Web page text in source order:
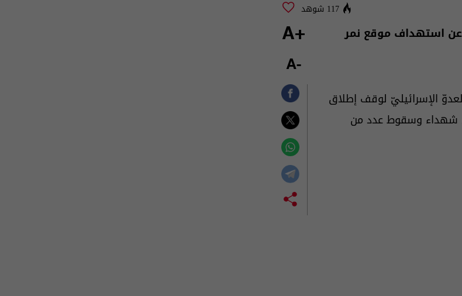
117 شوهد
عن استهداف موقع نمر
الإسرائيليّ لوقف إطلاق
شهداء وسقوط عدد من
+A
-A